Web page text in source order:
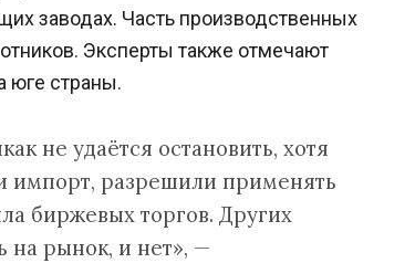
заводах. Часть производственных
Эксперты также отмечают
юге страны.
не удаётся остановить, хотя
импорт, разрешили применять
биржевых торгов. Других
на рынок, и нет», —